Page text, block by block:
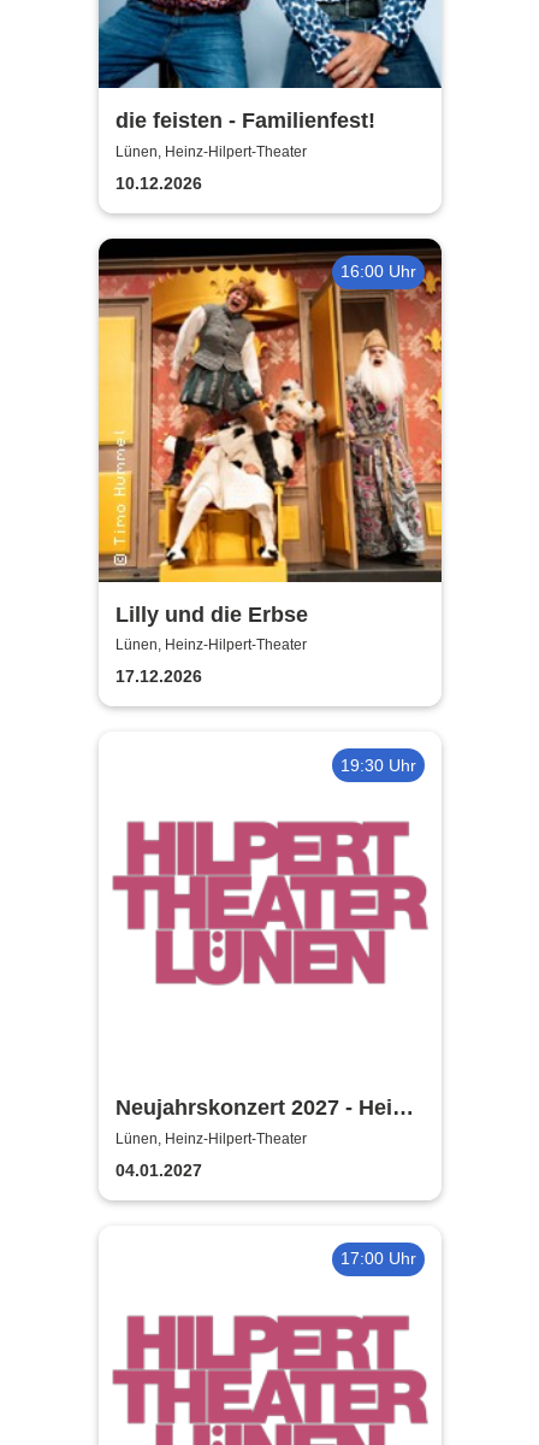
die feisten - Familienfest!
Lünen, Heinz-Hilpert-Theater
10.12.2026
16:00 Uhr
Lilly und die Erbse
Lünen, Heinz-Hilpert-Theater
17.12.2026
19:30 Uhr
Neujahrskonzert 2027 - Heinz-
Hilpert-Theater
Lünen, Heinz-Hilpert-Theater
04.01.2027
17:00 Uhr